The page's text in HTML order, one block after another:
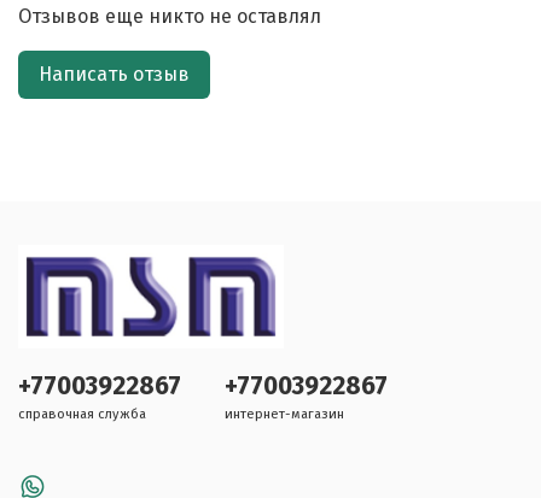
Отзывов еще никто не оставлял
Написать отзыв
+77003922867
справочная служба
+77003922867
интернет-магазин